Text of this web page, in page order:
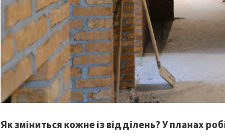
Як зміниться кожне із відділень? У планах